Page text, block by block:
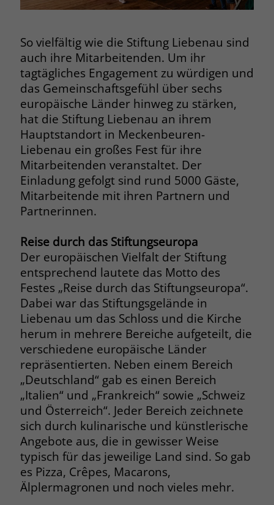
So vielfältig wie die Stiftung Liebenau sind
auch ihre Mitarbeitenden. Um ihr
tagtägliches Engagement zu würdigen und
das Gemeinschaftsgefühl über sechs
europäische Länder hinweg zu stärken,
hat die Stiftung Liebenau an ihrem
Hauptstandort in Meckenbeuren-
Liebenau ein großes Fest für ihre
Mitarbeitenden veranstaltet. Der
Einladung gefolgt sind rund 5000 Gäste,
Mitarbeitende mit ihren Partnern und
Partnerinnen.
Reise durch das Stiftungseuropa
Der europäischen Vielfalt der Stiftung
entsprechend lautete das Motto des
Festes „Reise durch das Stiftungseuropa“.
Dabei war das Stiftungsgelände in
Liebenau um das Schloss und die Kirche
herum in mehrere Bereiche aufgeteilt, die
verschiedene europäische Länder
repräsentierten. Neben einem Bereich
„Deutschland“ gab es einen Bereich
„Italien“ und „Frankreich“ sowie „Schweiz
und Österreich“. Jeder Bereich zeichnete
sich durch kulinarische und künstlerische
Angebote aus, die in gewisser Weise
typisch für das jeweilige Land sind. So gab
es Pizza, Crêpes, Macarons,
Älplermagronen und noch vieles mehr.
Anbieter stiftung-liebenau.de
Laufzeit Session
Zweck
Behält die Zustände des Benutzers bei
allen Seitenanfragen bei.
Name cookie_optin
Anbieter www.stiftung-liebenau.de
Laufzeit 1 Monat
Zweck
Behält die Zustimmung des Benutzers
zum Cookie Opt-In
Name __cf_bm
Anbieter .fonts.net
Laufzeit 30 Minuten
Zweck
This cookie, set by Cloudflare, is used to
support Cloudflare Bot Management.
Name JSessionID
Anbieter jobs.stiftung-liebenau.de
Laufzeit Session
Zweck
Browsers und die Einstellungen
Dadurch wird gewährleistet, dass
Aktionen, die bei späteren Besuchen
derselben Website durchgeführt
werden, mit derselben
Benutzerkennung verknüpft werden.
Name _clsk
Anbieter www.clarity.ms
Laufzeit 1 Jahr
Zweck
Microsoft Clarity setzt dieses Cookie,
zu speichern und in einer einzigen
Sitzungsaufzeichnung
zusammenzufassen.
Name _gcl_au
Anbieter Google Ads
Laufzeit 90 Tage
Zweck Enthält eine zufallsgenerierte User-ID.
Name _gcl_aw
Anbieter Google Ads
Laufzeit 90 Tage